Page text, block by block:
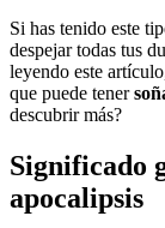
Si has tenido este
despejar todas tus
leyendo este
que puede tener
descubrir más?
Significado
apocalipsis